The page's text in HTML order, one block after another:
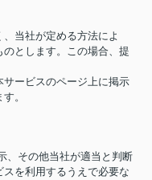
当社が定める方法によ
とします。この場合、提
ービスのページ上に掲示
。
、その他当社が適当と判断
を利用するうえで必要な